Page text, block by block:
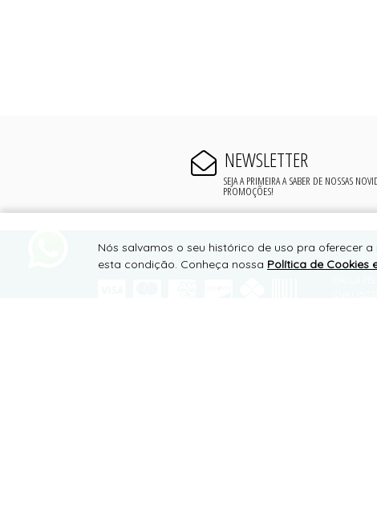
NEWSLETTER
SEJA A PRIMEIRA A SABER DE NOSSAS
PROMOÇÕES!
PAGAMENTO
SUPORTE
Nós salvamos o seu histórico de uso pra oferecer
esta condição. Conheça nossa Política de Cookies